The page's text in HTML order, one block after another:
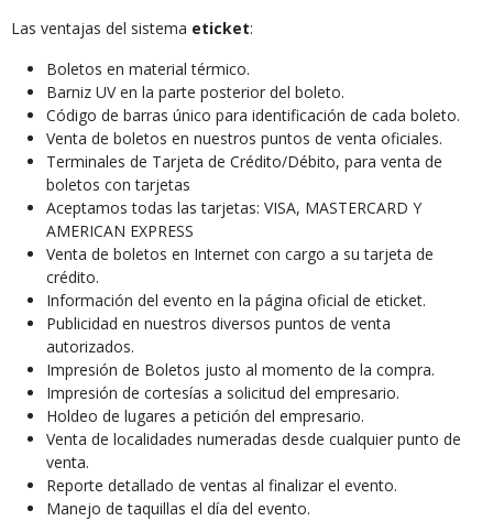
Las ventajas del sistema eticket:
Boletos en material térmico.
Barniz UV en la parte posterior del boleto.
Código de barras único para identificación de cada boleto.
Venta de boletos en nuestros puntos de venta oficiales.
Terminales de Tarjeta de Crédito/Débito, para venta de
boletos con tarjetas
Aceptamos todas las tarjetas: VISA, MASTERCARD Y
AMERICAN EXPRESS
Venta de boletos en Internet con cargo a su tarjeta de
crédito.
Información del evento en la página oficial de eticket.
Publicidad en nuestros diversos puntos de venta
autorizados.
Impresión de Boletos justo al momento de la compra.
Impresión de cortesías a solicitud del empresario.
Holdeo de lugares a petición del empresario.
Venta de localidades numeradas desde cualquier punto de
venta.
Reporte detallado de ventas al finalizar el evento.
Manejo de taquillas el día del evento.